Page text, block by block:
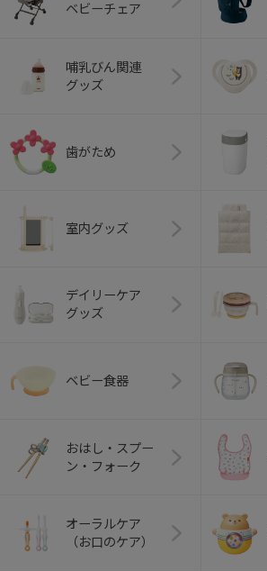
ベビーチェア
哺乳びん関連
グッズ
歯がため
室内グッズ
デイリーケア
グッズ
ベビー食器
おはし・スプー
ン・フォーク
オーラルケア
（お口のケア）